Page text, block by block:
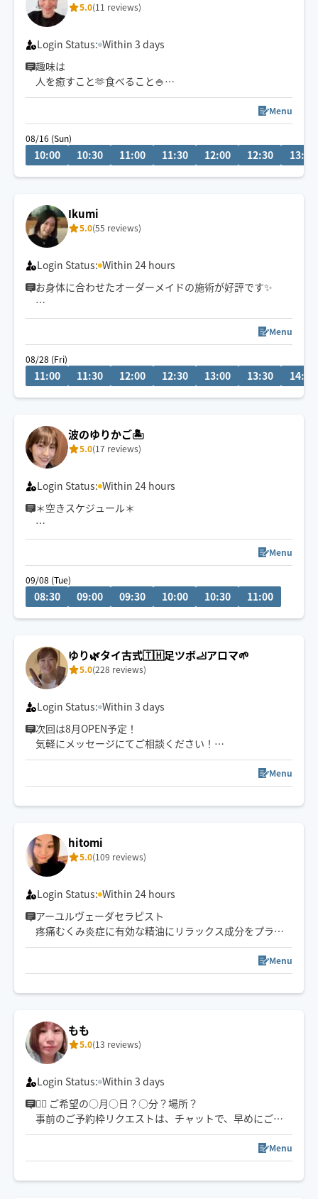
イクラル/筋膜リリース/チネイザン
5.0(11 reviews)
Login Status: Within 3 days
趣味は
人を癒すこと🫶食べること🍚
子育て👦🏻ペットと遊ぶこと😻
心がほっと温かくなる時間をお届けしたいです♡
辻堂からお伺いします。
電車か車で片道1時間くらいの距離までお受けします。
Menu
08/16 (Sun)
10:00 10:30 11:00 11:30 12:00 12:30 13:00
Ikumi
5.0(55 reviews)
Login Status: Within 24 hours
お身体に合わせたオーダーメイドの施術が好評です✨
ヘッドセラピー、小顔セラピー、腸セラピーおすすめで
す！メニュー選択には無いのでご希望の方はコメント下
さい。
Menu
08/28 (Fri)
11:00 11:30 12:00 12:30 13:00 13:30 14:00
波のゆりかご🏝️
5.0(17 reviews)
Login Status: Within 24 hours
＊空きスケジュール＊
9/4 9:00〜11:30
9/8 9:00〜11:30
9/9 9:00〜11:30
9/14 9:00〜14:30
Menu
09/08 (Tue)
08:30 09:00 09:30 10:00 10:30 11:00
ゆり🌿タイ古式🇹🇭足ツボ🦶アロマ🌱
5.0(228 reviews)
Login Status: Within 3 days
次回は8月OPEN予定！
気軽にメッセージにてご相談ください！
現在各地を転々としています🎒
ペットやお子様大歓迎💛
ご夫婦で施術時間を分けるのもおすすめ👫
【出来る施術】
🌱タイ古式マッサージ
🌱アロマオイルマッサージ
🌱足裏リフレクソロジー
🌱アイヘッド
🌱氣の調整
Menu
hitomi
5.0(109 reviews)
Login Status: Within 24 hours
アーユルヴェーダセラピスト
疼痛むくみ炎症に有効な精油にリラックス成分をプラ
ス。整体、リンパ、タイ&ストレッチ指圧を症状に合わせ
【アーユルヴェーダ】
インドスリランカ発祥4000年の歴史ある自然療法。セサ
溜まった毒素までデトックス。
薬効に裏付けのあるドテラアロマオイルの高品質ピュア
成分で疲弊した細胞全身を整え正常化します。
Menu
もも
5.0(13 reviews)
Login Status: Within 3 days
💆‍♀️ ご希望の○月○日？○分？場所？
事前のご予約枠リクエストは、チャットで、早めにご相
談ください✨
🥰はじめまして
タイ古式マッサージと、
Menu